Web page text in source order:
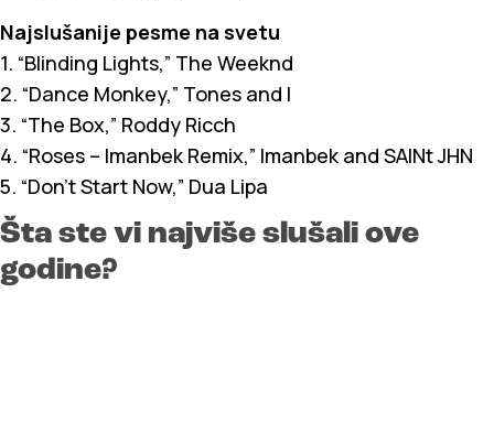
Najslušanije pesme na svetu
1. “Blinding Lights,” The Weeknd
2. “Dance Monkey,” Tones and I
3. “The Box,” Roddy Ricch
4. “Roses – Imanbek Remix,” Imanbek and SAINt JHN
5. “Don’t Start Now,” Dua Lipa
Šta ste vi najviše slušali ove
godine?